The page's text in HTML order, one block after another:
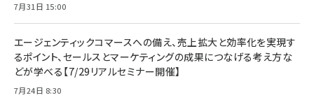
7月31日 15:00
エージェンティックコマースへの備え、売上拡大と効率化を実現す
るポイント、セールスとマーケティングの成果につなげる考え方な
どが学べる【7/29リアルセミナー開催】
7月24日 8:30